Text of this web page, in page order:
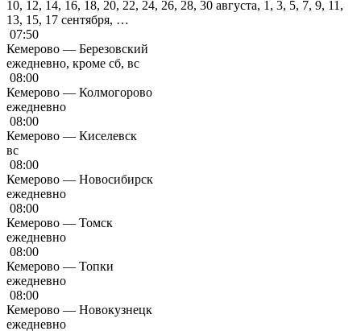
10, 12, 14, 16, 18, 20, 22, 24, 26, 28, 30 августа, 1, 3, 5, 7, 9, 11,
13, 15, 17 сентября, …
07:50
Кемерово — Березовский
ежедневно, кроме сб, вс
08:00
Кемерово — Колмогорово
ежедневно
08:00
Кемерово — Киселевск
вс
08:00
Кемерово — Новосибирск
ежедневно
08:00
Кемерово — Томск
ежедневно
08:00
Кемерово — Топки
ежедневно
08:00
Кемерово — Новокузнецк
ежедневно